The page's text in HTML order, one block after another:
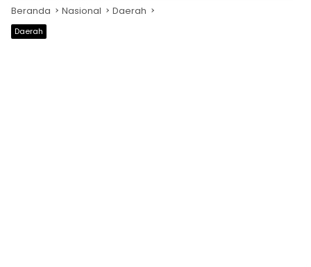
Beranda Nasional Daerah
Daerah